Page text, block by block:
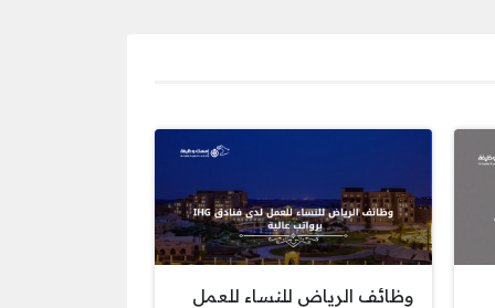
وظائف الرياض للنساء للعمل